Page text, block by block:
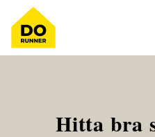
Hitta bra